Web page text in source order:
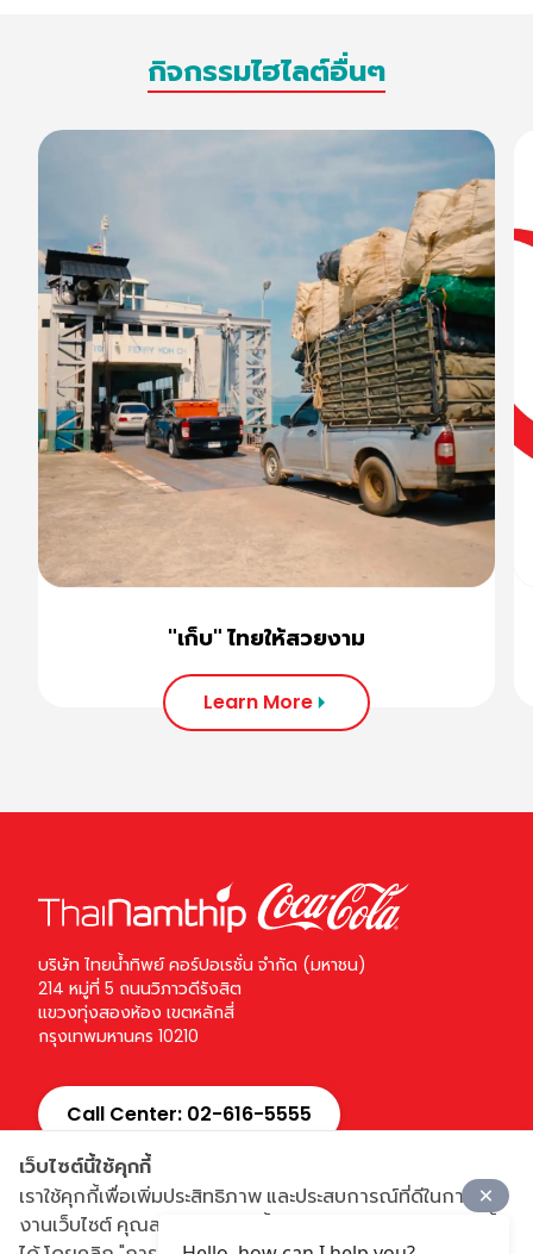
กิจกรรมไฮไลต์อื่นๆ
"เก็บ" ไทยให้สวยงาม
Learn More
บริษัท ไทยน้ำทิพย์ คอร์ปอเรชั่น จำกัด (มหาชน)
214 หมู่ที่ 5 ถนนวิภาวดีรังสิต
แขวงทุ่งสองห้อง เขตหลักสี่
กรุงเทพมหานคร 10210
Call Center: 02-616-5555
ติดตาม ไทยน้ำทิพย์ โคคา-โคล่า บนโซเชียล เน็ตเวิร์ค
เว็บไซต์นี้ใช้คุกกี้
เราใช้คุกกี้เพื่อเพิ่มประสิทธิภาพ และประสบการณ์ที่ดีในการใช้
งานเว็บไซต์ คุณสามารถเลือกตั้งค่าความยินยอมการใช้คุกกี้